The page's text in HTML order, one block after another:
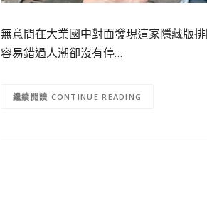
無意間在大業國中對面發現這家隱藏版
容易錯過人潮卻沒有停…
CONTINUE READING